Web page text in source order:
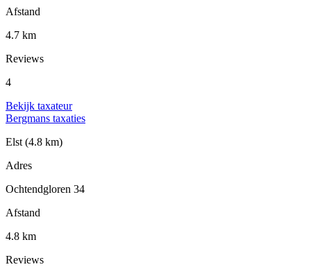
Afstand
4.7 km
Reviews
4
Bekijk taxateur
Bergmans taxaties
Elst (4.8 km)
Adres
Ochtendgloren 34
Afstand
4.8 km
Reviews